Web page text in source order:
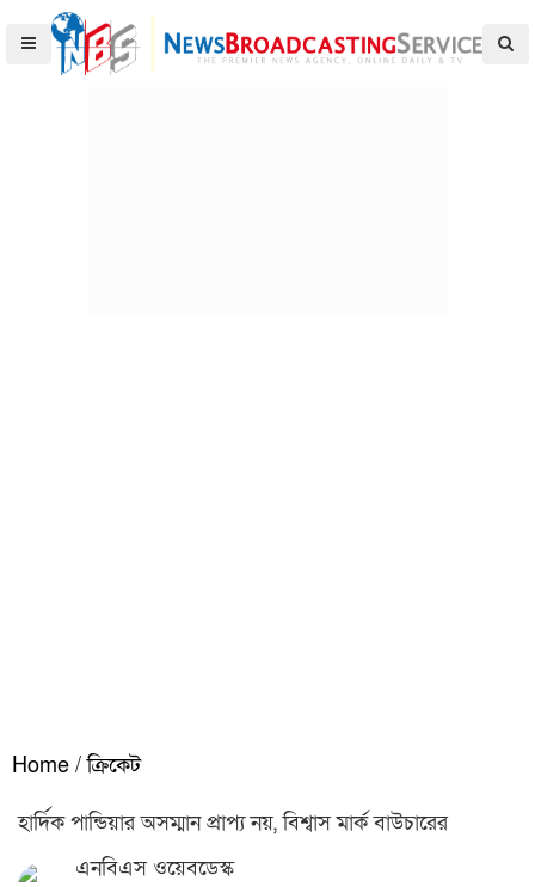
Home / ক্রিকেট
হার্দিক পান্ডিয়ার অসম্মান প্রাপ্য নয়, বিশ্বাস মার্ক বাউচারের
এনবিএস ওয়েবডেস্ক